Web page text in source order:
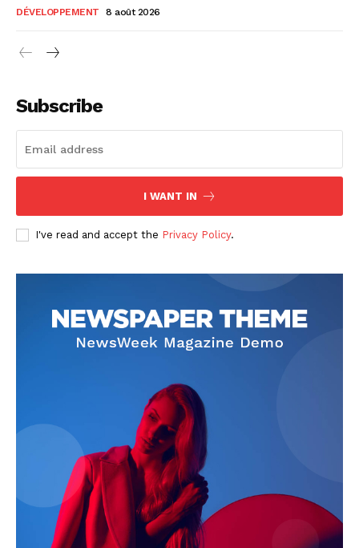
DÉVELOPPEMENT 8 août 2026
Subscribe
I WANT IN
I've read and accept the Privacy Policy.